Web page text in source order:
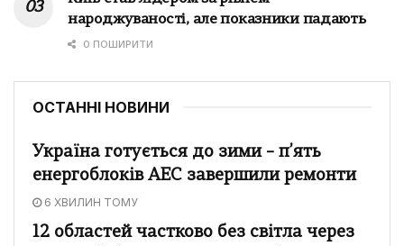
народжуваності, але показники падають
0 ПОШИРИТИ
ОСТАННІ НОВИНИ
Україна готується до зими – п’ять
енергоблоків АЕС завершили ремонти
6 ХВИЛИН ТОМУ
12 областей частково без світла через